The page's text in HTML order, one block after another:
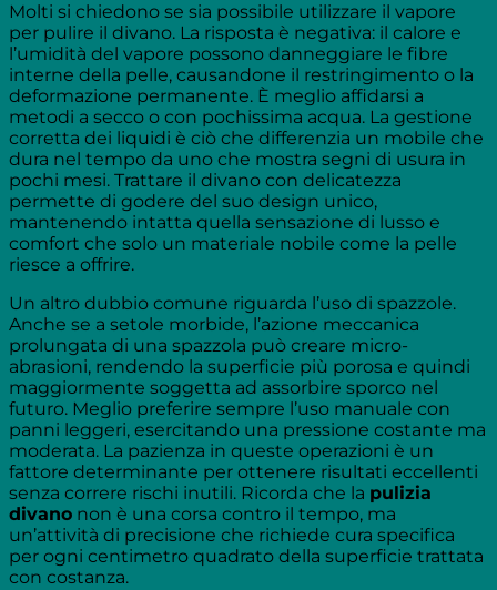
Molti si chiedono se sia possibile utilizzare il vapore
per pulire il divano. La risposta è negativa: il calore e
l’umidità del vapore possono danneggiare le fibre
interne della pelle, causandone il restringimento o la
deformazione permanente. È meglio affidarsi a
metodi a secco o con pochissima acqua. La gestione
corretta dei liquidi è ciò che differenzia un mobile che
dura nel tempo da uno che mostra segni di usura in
pochi mesi. Trattare il divano con delicatezza
permette di godere del suo design unico,
mantenendo intatta quella sensazione di lusso e
comfort che solo un materiale nobile come la pelle
riesce a offrire.
Un altro dubbio comune riguarda l’uso di spazzole.
Anche se a setole morbide, l’azione meccanica
prolungata di una spazzola può creare micro-
abrasioni, rendendo la superficie più porosa e quindi
maggiormente soggetta ad assorbire sporco nel
futuro. Meglio preferire sempre l’uso manuale con
panni leggeri, esercitando una pressione costante ma
moderata. La pazienza in queste operazioni è un
fattore determinante per ottenere risultati eccellenti
senza correre rischi inutili. Ricorda che la pulizia
divano non è una corsa contro il tempo, ma
un’attività di precisione che richiede cura specifica
per ogni centimetro quadrato della superficie trattata
con costanza.